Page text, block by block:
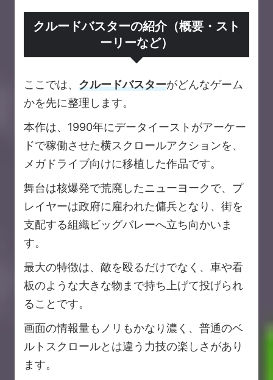
クルードバスターの紹介（概要・スト
ーリーなど）
ここでは、 クルードバスターがどんなゲーム
かを先に整理します。
本作は、1990年にデータイーストがアーケー
ドで稼働させた横スクロールアクションを、
メガドライブ向けに移植した作品です。
舞台は核爆発で荒廃したニューヨークで、プ
レイヤーは政府に雇われた傭兵となり、街を
支配する組織ビッグバレーへ立ち向かいま
す。
最大の特徴は、敵を殴るだけでなく、車や看
板のような大きな物まで持ち上げて投げられ
ることです。
画面の情報量もノリもかなり濃く、普通のベ
ルトスクロールとは違う力技の楽しさがあり
ます。